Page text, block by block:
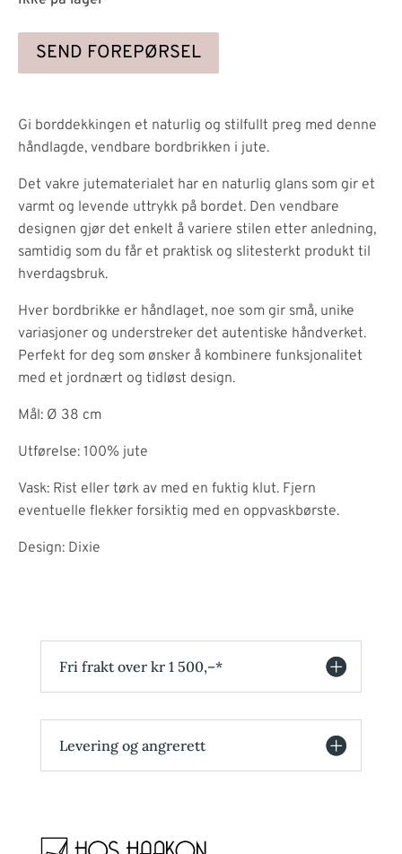
SEND FOREPØRSEL
Gi borddekkingen et naturlig og stilfullt preg med denne
håndlagde, vendbare bordbrikken i jute.
Det vakre jutematerialet har en naturlig glans som gir et
varmt og levende uttrykk på bordet. Den vendbare
designen gjør det enkelt å variere stilen etter anledning,
samtidig som du får et praktisk og slitesterkt produkt til
hverdagsbruk.
Hver bordbrikke er håndlaget, noe som gir små, unike
variasjoner og understreker det autentiske håndverket.
Perfekt for deg som ønsker å kombinere funksjonalitet
med et jordnært og tidløst design.
Mål: Ø 38 cm
Utførelse: 100% jute
Vask: Rist eller tørk av med en fuktig klut. Fjern
eventuelle flekker forsiktig med en oppvaskbørste.
Design: Dixie
Fri frakt over kr 1 500,–*
Levering og angrerett